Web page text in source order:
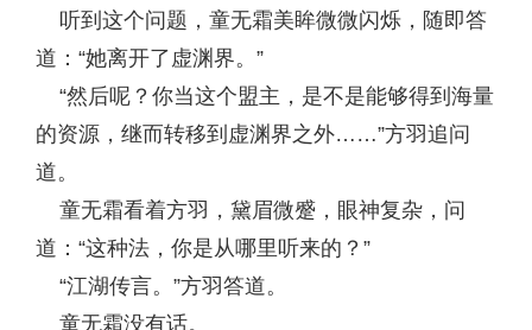
听到这个问题，童无霜美眸微微闪烁，随即答
道：“她离开了虚渊界。”
“然后呢？你当这个盟主，是不是能够得到海量
的资源，继而转移到虚渊界之外……”方羽追问
道。
童无霜看着方羽，黛眉微蹙，眼神复杂，问
道：“这种法，你是从哪里听来的？”
“江湖传言。”方羽答道。
童无霜没有话。